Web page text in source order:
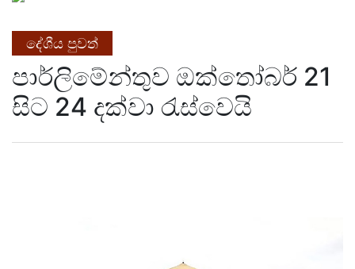
දේශීය පුවත්
පාර්ලිමේන්තුව ඔක්තෝබර් 21
සිට 24 දක්වා රැස්වෙයි